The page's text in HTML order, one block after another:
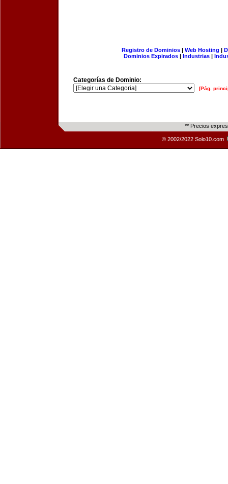
Registro de Dominios| Web Hosting |
Dominios Expirados | Industrias |
Categorías de Dominio:
[Pág.
** Precios
© 2002/2022 Solo10.com